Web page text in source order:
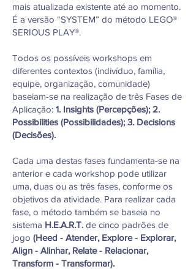
mais atualizada existente até ao momento.
É a versão “SYSTEM” do método LEGO®
SERIOUS PLAY®.
Todos os possíveis workshops em
diferentes contextos (indivíduo, família,
equipe, organização, comunidade)
baseiam-se na realização de três Fases de
Aplicação: 1. Insights (Percepções); 2.
Possibilities (Possibilidades); 3. Decisions
(Decisões).
Cada uma destas fases fundamenta-se na
anterior e cada workshop pode utilizar
uma, duas ou as três fases, conforme os
objetivos da atividade. Para realizar cada
fase, o método também se baseia no
sistema H.E.A.R.T. de cinco padrões de
jogo (Heed - Atender, Explore - Explorar,
Align - Alinhar, Relate - Relacionar,
Transform - Transformar).